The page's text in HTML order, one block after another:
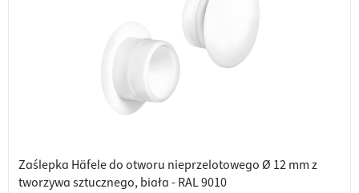
Zaślepka Häfele do otworu nieprzelotowego Ø 12 mm z
tworzywa sztucznego, biała - RAL 9010